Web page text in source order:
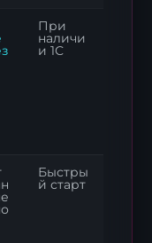
При
наличи
и 1С
Быстры
й старт